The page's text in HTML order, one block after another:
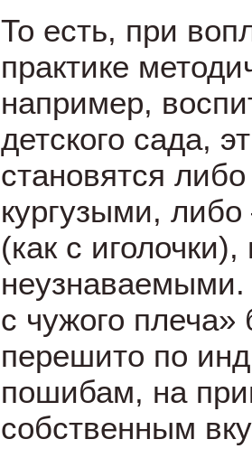
То есть, при
практике
например,
детского сада,
становятся
кургузыми,
(как с
с чужого
перешито по
пошибам, на
собственным